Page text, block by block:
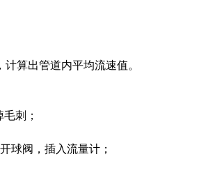
算出管道内平均流速值。
刺；
球阀，插入流量计；